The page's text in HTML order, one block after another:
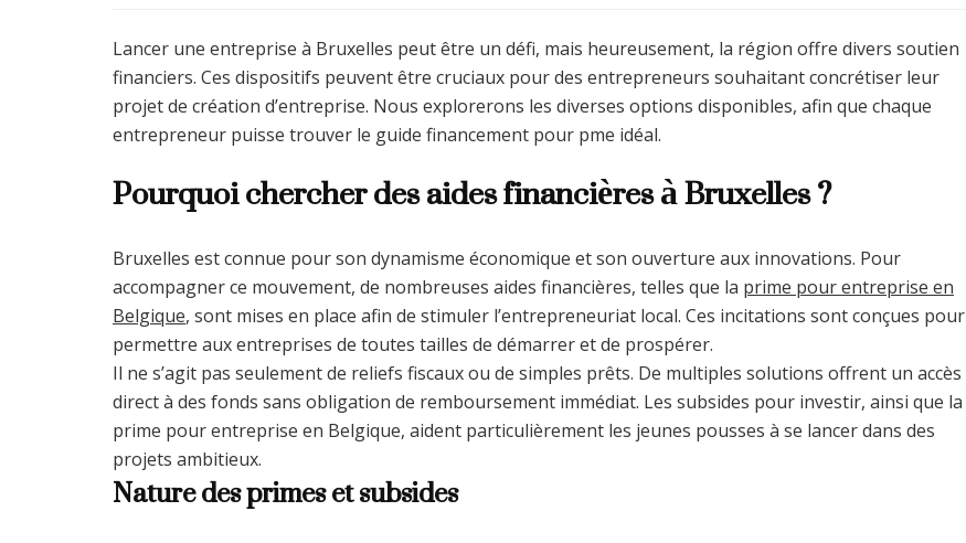
Lancer une entreprise à Bruxelles peut être un défi, mais heureusement, la région offre divers soutien
financiers. Ces dispositifs peuvent être cruciaux pour des entrepreneurs souhaitant concrétiser leur
projet de création d’entreprise. Nous explorerons les diverses options disponibles, afin que chaque
entrepreneur puisse trouver le guide financement pour pme idéal.
Pourquoi chercher des aides financières à Bruxelles ?
Bruxelles est connue pour son dynamisme économique et son ouverture aux innovations. Pour
accompagner ce mouvement, de nombreuses aides financières, telles que la prime pour entreprise en
Belgique, sont mises en place afin de stimuler l’entrepreneuriat local. Ces incitations sont conçues pour
permettre aux entreprises de toutes tailles de démarrer et de prospérer.
Il ne s’agit pas seulement de reliefs fiscaux ou de simples prêts. De multiples solutions offrent un accès
direct à des fonds sans obligation de remboursement immédiat. Les subsides pour investir, ainsi que la
prime pour entreprise en Belgique, aident particulièrement les jeunes pousses à se lancer dans des
projets ambitieux.
Nature des primes et subsides